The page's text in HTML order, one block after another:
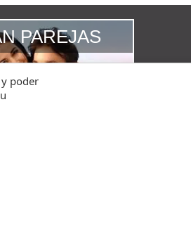
PAREJAS
poder